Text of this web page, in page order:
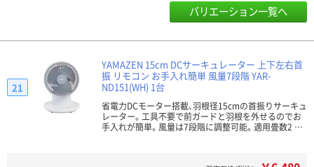
バリエーション一覧へ
YAMAZEN 15cm DCサーキュレーター 上下左右首
振 リモコン お手入れ簡単 風量7段階 YAR-
ND151(WH) 1台
省電力DCモーター搭載、羽根径15cmの首振りサーキュ
レーター。工具不要で前ガードと羽根を外せるのでお
手入れが簡単。風量は7段階に調整可能。適用畳数2 …
21